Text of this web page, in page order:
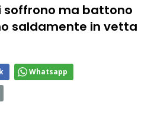
soffrono ma battono
saldamente in vetta
Whatsapp